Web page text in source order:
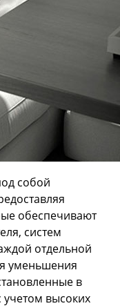
собой
обеспечивают
систем
отдельной
уменьшения
в
высоких